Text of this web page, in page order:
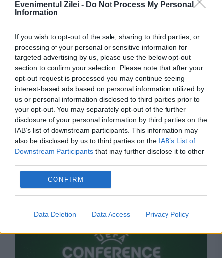
Evenimentul Zilei - Do Not Process My Personal
Information
If you wish to opt-out of the sale, sharing to third parties, or
processing of your personal or sensitive information for
targeted advertising by us, please use the below opt-out
section to confirm your selection. Please note that after your
opt-out request is processed you may continue seeing
interest-based ads based on personal information utilized by
us or personal information disclosed to third parties prior to
your opt-out. You may separately opt-out of the further
disclosure of your personal information by third parties on the
IAB’s list of downstream participants. This information may
also be disclosed by us to third parties on the IAB’s List of
Downstream Participants that may further disclose it to other
CONFIRM
Data Deletion Data Access Privacy Policy
SPORT
Gigi Becali tună după eșecul cu Auda și îl
acuză pe Târnovanu: Portar care joacă pentru